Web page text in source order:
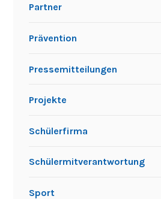
Partner
Prävention
Pressemitteilungen
Projekte
Schülerfirma
Schülermitverantwortung
Sport